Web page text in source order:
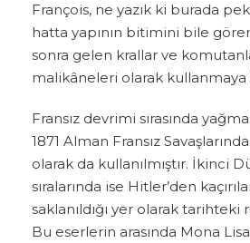
François, ne yazık ki burada
hatta yapının bitimini bile
sonra gelen krallar ve
malikâneleri olarak kullanmaya
Fransız devrimi sırasında
1871 Alman Fransız
olarak da kullanılmıştır. İkinci
sıralarında ise Hitler’den
saklanıldığı yer olarak tarihteki
Bu eserlerin arasında Mona